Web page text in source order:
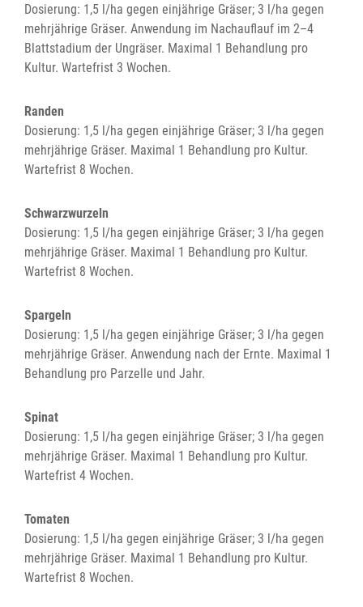
Dosierung: 1,5 l/ha gegen einjährige Gräser; 3 l/ha gegen
mehrjährige Gräser. Anwendung im Nachauflauf im 2–4
Blattstadium der Ungräser. Maximal 1 Behandlung pro
Kultur. Wartefrist 3 Wochen.
Randen
Dosierung: 1,5 l/ha gegen einjährige Gräser; 3 l/ha gegen
mehrjährige Gräser. Maximal 1 Behandlung pro Kultur.
Wartefrist 8 Wochen.
Schwarzwurzeln
Dosierung: 1,5 l/ha gegen einjährige Gräser; 3 l/ha gegen
mehrjährige Gräser. Maximal 1 Behandlung pro Kultur.
Wartefrist 8 Wochen.
Spargeln
Dosierung: 1,5 l/ha gegen einjährige Gräser; 3 l/ha gegen
mehrjährige Gräser. Anwendung nach der Ernte. Maximal 1
Behandlung pro Parzelle und Jahr.
Spinat
Dosierung: 1,5 l/ha gegen einjährige Gräser; 3 l/ha gegen
mehrjährige Gräser. Maximal 1 Behandlung pro Kultur.
Wartefrist 4 Wochen.
Tomaten
Dosierung: 1,5 l/ha gegen einjährige Gräser; 3 l/ha gegen
mehrjährige Gräser. Maximal 1 Behandlung pro Kultur.
Wartefrist 8 Wochen.